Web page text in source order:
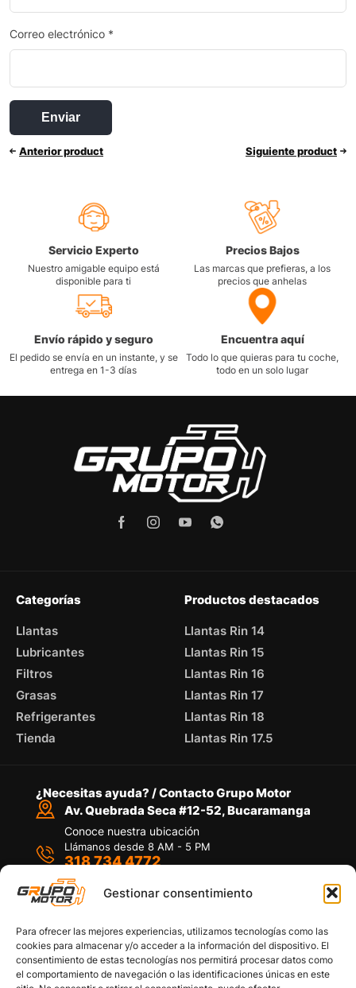
Gestionar consentimiento
Para ofrecer las mejores experiencias, utilizamos tecnologías como las
cookies para almacenar y/o acceder a la información del dispositivo. El
consentimiento de estas tecnologías nos permitirá procesar datos como
el comportamiento de navegación o las identificaciones únicas en este
Correo electrónico *
Anterior product Siguiente product
Servicio Experto
Nuestro amigable equipo está
disponible para ti
Precios Bajos
Las marcas que prefieras, a los
precios que anhelas
Envío rápido y seguro
El pedido se envía en un instante, y se
entrega en 1-3 días
Encuentra aquí
Todo lo que quieras para tu coche,
todo en un solo lugar
Categorías
Llantas
Lubricantes
Filtros
Grasas
Refrigerantes
Tienda
Productos destacados
Llantas Rin 14
Llantas Rin 15
Llantas Rin 16
Llantas Rin 17
Llantas Rin 18
Llantas Rin 17.5
¿Necesitas ayuda? / Contacto Grupo Motor
Av. Quebrada Seca #12-52, Bucaramanga
Conoce nuestra ubicación
Llámanos desde 8 AM - 5 PM
318 734 4772
Por medio de WhatsApp